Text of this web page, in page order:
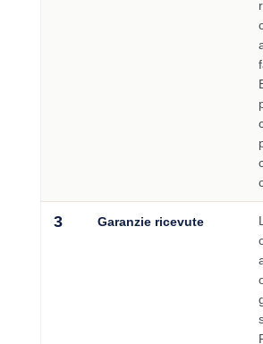
3 Garanzie ricevute